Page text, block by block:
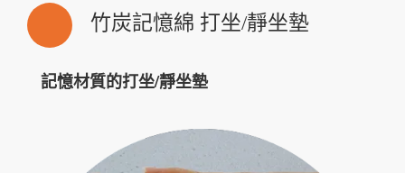
竹炭記憶綿 打坐/靜坐墊
記憶材質的打坐/靜坐墊